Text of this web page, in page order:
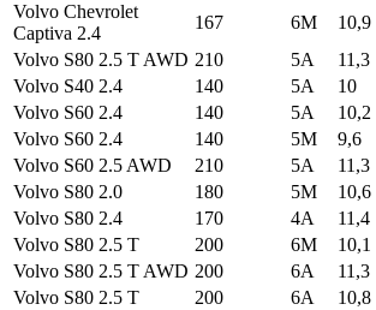
Volvo Chevrolet
Captiva 2.4
167 6M
10,9
Volvo S80 2.5 T AWD 210 5A
11,3
Volvo S40 2.4
140 5A
10
Volvo S60 2.4
140 5A
10,2
Volvo S60 2.4
140 5M
9,6
Volvo S60 2.5 AWD
210 5A
11,3
Volvo S80 2.0
180 5M
10,6
Volvo S80 2.4
170 4A
11,4
Volvo S80 2.5 T
200 6M
10,1
Volvo S80 2.5 T AWD 200 6A
11,3
Volvo S80 2.5 T
200 6A
10,8